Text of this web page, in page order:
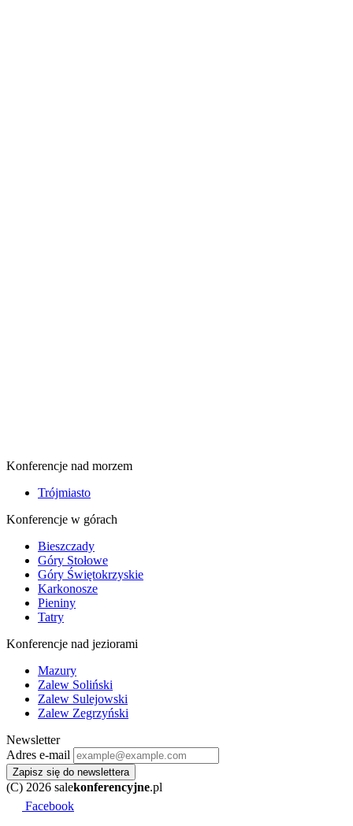
Konferencje nad morzem
Trójmiasto
Konferencje w górach
Bieszczady
Góry Stołowe
Góry Świętokrzyskie
Karkonosze
Pieniny
Tatry
Konferencje nad jeziorami
Mazury
Zalew Soliński
Zalew Sulejowski
Zalew Zegrzyński
Newsletter
Adres e-mail
Zapisz się do newslettera
(C) 2026 salekonferencyjne.pl
Facebook